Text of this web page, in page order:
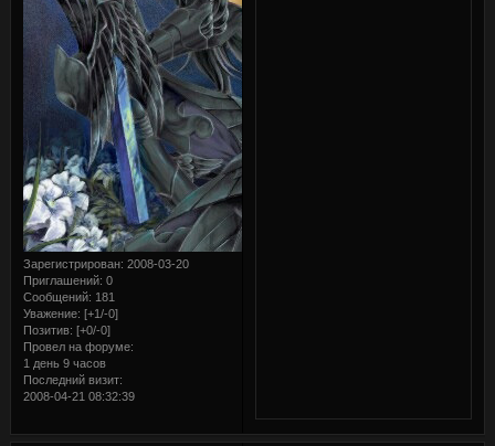
Зарегистрирован: 2008-03-20
Приглашений: 0
Сообщений: 181
Уважение: [+1/-0]
Позитив: [+0/-0]
Провел на форуме:
1 день 9 часов
Последний визит:
2008-04-21 08:32:39